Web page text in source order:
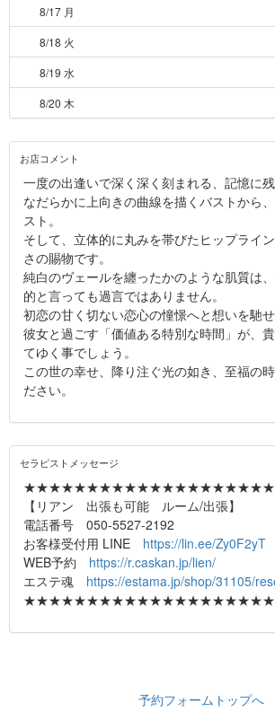
8/17 月
8/18 火
8/19 水
8/20 木
お店コメント
一度の出逢いで深く深く刻まれる、記憶に残
なだらかに上向きの曲線を描くバストから
スト。
そして、立体的に丸みを帯びたヒップライ
さの賜物です。
純白のヴェールを纏ったかのような肌質は
的と言っても過言ではありません。
初恋の甘く切ない恋心の憧憬へと想いを馳せ
彼女と過ごす「価値ある特別な時間」が、
てゆく事でしょう。
この世の幸せ、降り注ぐ光の如き、至福の
ださい。
セラピストメッセージ
【リアン 出張も可能 ルーム/出張】
電話番号 050-5527-2192
お客様受付用 LINE https://lin.ee/Zy0F2yT
WEB予約 https://r.caskan.jp/lien/
エステ魂 https://estama.jp/shop/31105/
予約フォームトップへ